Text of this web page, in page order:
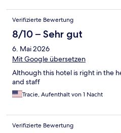
Verifizierte Bewertung
8/10 – Sehr gut
6. Mai 2026
Mit Google übersetzen
Although this hotel is right in the
and staff
Tracie, Aufenthalt von 1 Nacht
Verifizierte Bewertung